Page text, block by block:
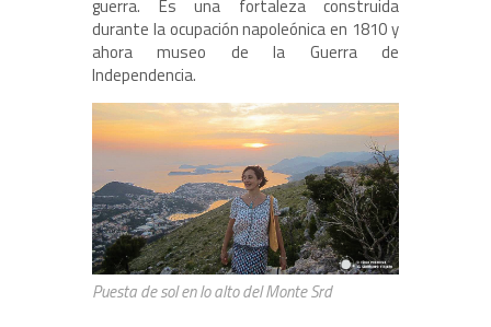
guerra. Es una fortaleza construida
durante la ocupación napoleónica en 1810 y
ahora museo de la Guerra de
Independencia.
Puesta de sol en lo alto del Monte Srd